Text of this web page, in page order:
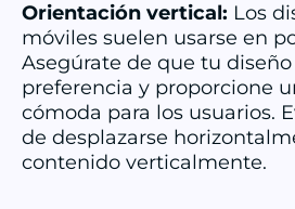
Orientación vertical: Los
móviles suelen usarse en
Asegúrate de que tu
preferencia y proporcione
cómoda para los usuarios.
de desplazarse
contenido verticalmente.